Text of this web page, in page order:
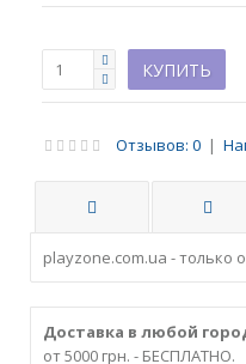
Отзывов: 0 |
playzone.com.ua - только
Доставка в любой
от 5000 грн. - БЕСПЛАТНО.